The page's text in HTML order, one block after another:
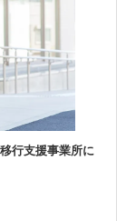
行支援事業所に